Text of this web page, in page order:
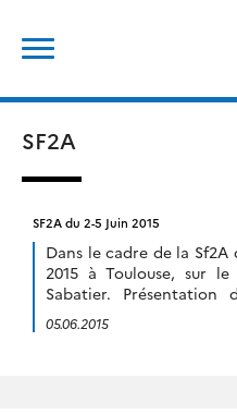
content
SF2A
SF2A du 2-5 Juin 2015
Dans le cadre de la
2015 à Toulouse, sur le
Sabatier.
arXiv:1508.03163
05.06.2015